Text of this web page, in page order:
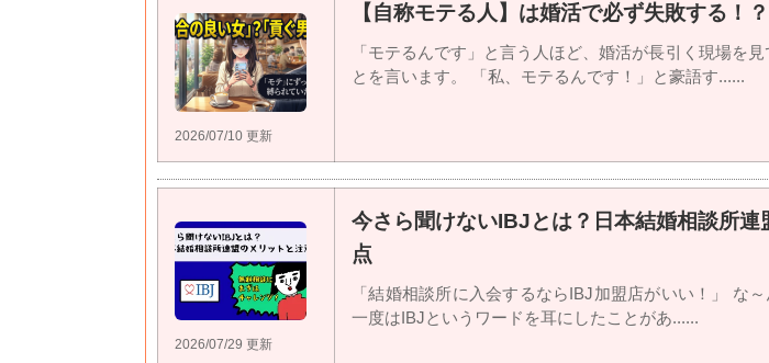
2026/07/10 更新
【自称モテる人】は婚活で必ず失敗する！？
「モテるんです」と言う人ほど、婚活が長引く現場を
とを言います。 「私、モテるんです！」と豪語す......
2026/07/29 更新
今さら聞けないIBJとは？日本結婚相談所連
点
「結婚相談所に入会するならIBJ加盟店がいい！」 な
一度はIBJというワードを耳にしたことがあ......